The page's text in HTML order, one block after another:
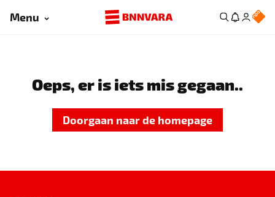
Menu
Oeps, er is iets mis gegaan..
Doorgaan naar de homepage